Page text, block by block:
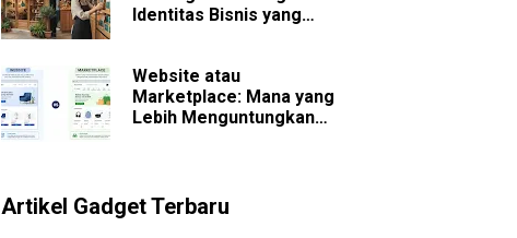
Identitas Bisnis yang
Website atau
Marketplace: Mana yang
Lebih Menguntungkan
Artikel Gadget Terbaru